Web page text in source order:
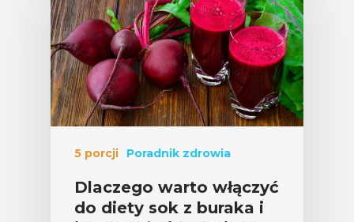
5 porcji Poradnik zdrowia
Dlaczego warto włączyć
do diety sok z buraka i